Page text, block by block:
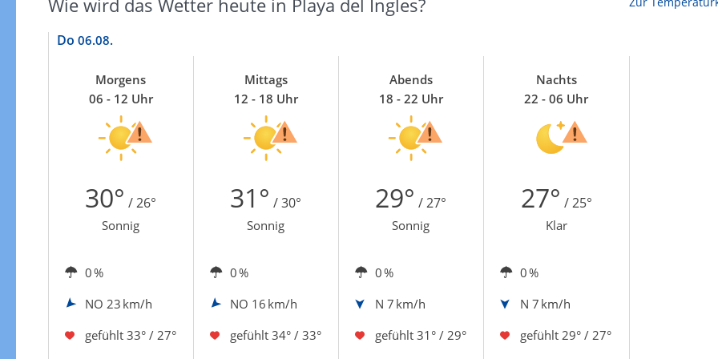
Wie wird das Wetter heute in Playa del Ingles?
Do 06.08.
Morgens
06 - 12 Uhr
Mittags
12 - 18 Uhr
Abends
18 - 22 Uhr
Nachts
22 - 06 Uhr
30° / 26° 31° / 30° 29° / 27° 27° / 25°
Sonnig Sonnig Sonnig Klar
0 % 0 % 0 %
0 %
NO 23 km/h NO 16 km/h N 7 km/h N 7 km/h
gefühlt 33° / 27° gefühlt 34° / 33° gefühlt 31° / 29° gefühlt 29° / 27°